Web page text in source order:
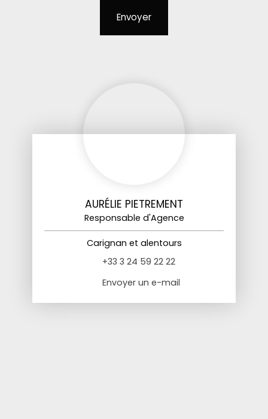
Envoyer
AURÉLIE PIETREMENT
Responsable d'Agence
Carignan et alentours
+33 3 24 59 22 22
Envoyer un e-mail